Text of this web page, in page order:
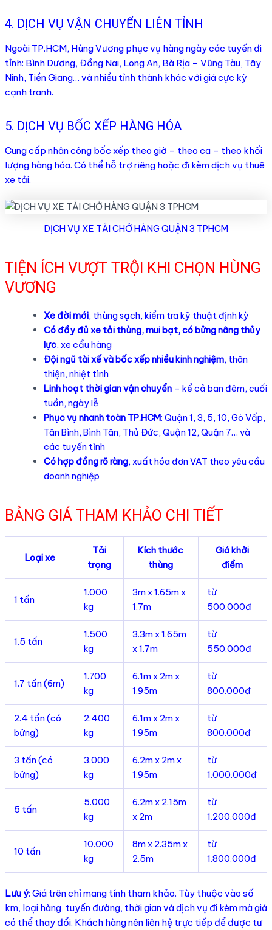
4. DỊCH VỤ VẬN CHUYỂN LIÊN TỈNH
Ngoài TP.HCM, Hùng Vương phục vụ hàng ngày các tuyến đi
tỉnh: Bình Dương, Đồng Nai, Long An, Bà Rịa – Vũng Tàu, Tây
Ninh, Tiền Giang… và nhiều tỉnh thành khác với giá cực kỳ
cạnh tranh.
5. DỊCH VỤ BỐC XẾP HÀNG HÓA
Cung cấp nhân công bốc xếp theo giờ – theo ca – theo khối
lượng hàng hóa. Có thể hỗ trợ riêng hoặc đi kèm dịch vụ thuê
xe tải.
DỊCH VỤ XE TẢI CHỞ HÀNG QUẬN 3 TPHCM
TIỆN ÍCH VƯỢT TRỘI KHI CHỌN HÙNG
VƯƠNG
Xe đời mới, thùng sạch, kiểm tra kỹ thuật định kỳ
Có đầy đủ xe tải thùng, mui bạt, có bửng nâng thủy
lực, xe cẩu hàng
Đội ngũ tài xế và bốc xếp nhiều kinh nghiệm, thân
thiện, nhiệt tình
Linh hoạt thời gian vận chuyển– kể cả ban đêm, cuối
tuần, ngày lễ
Phục vụ nhanh toàn TP.HCM: Quận 1, 3, 5, 10, Gò Vấp,
Tân Bình, Bình Tân, Thủ Đức, Quận 12, Quận 7… và
các tuyến tỉnh
Có hợp đồng rõ ràng, xuất hóa đơn VAT theo yêu cầu
doanh nghiệp
BẢNG GIÁ THAM KHẢO CHI TIẾT
Loại xe
Tải
trọng
Kích thước
thùng
Giá khởi
điểm
1 tấn
1.000
kg
3m x 1.65m x
1.7m
từ
500.000đ
1.5 tấn
1.500
kg
3.3m x 1.65m
x 1.7m
từ
550.000đ
1.7 tấn (6m)
1.700
kg
6.1m x 2m x
1.95m
từ
800.000đ
2.4 tấn (có
bửng)
2.400
kg
6.1m x 2m x
1.95m
từ
800.000đ
3 tấn (có
bửng)
3.000
kg
6.2m x 2m x
1.95m
từ
1.000.000đ
5 tấn
5.000
kg
6.2m x 2.15m
x 2m
từ
1.200.000đ
10 tấn
10.000
kg
8m x 2.35m x
2.5m
từ
1.800.000đ
Lưu ý: Giá trên chỉ mang tính tham khảo. Tùy thuộc vào số
km, loại hàng, tuyến đường, thời gian và dịch vụ đi kèm mà giá
có thể thay đổi. Khách hàng nên liên hệ trực tiếp để được tư